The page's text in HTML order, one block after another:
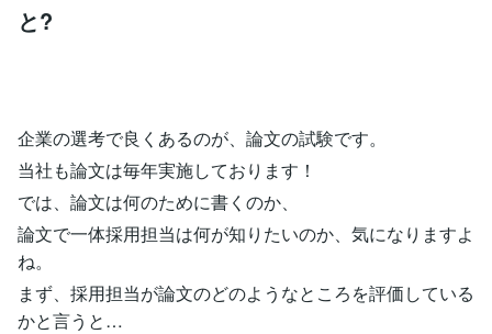
と?
企業の選考で良くあるのが、論文の試験です。
当社も論文は毎年実施しております！
では、論文は何のために書くのか、
論文で一体採用担当は何が知りたいのか、気になりますよ
ね。
まず、採用担当が論文のどのようなところを評価している
かと言うと…